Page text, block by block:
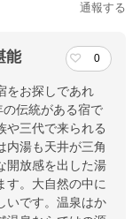
通報する
能 0
をお探しであれ
伝統がある宿で
や三代で来られる
内湯も天井が三角
開放感を出した湯
す。大自然の中に
いです。温泉はか